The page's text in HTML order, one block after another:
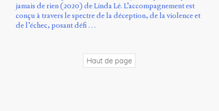
Université
de
Sherbrooke
jamais de rien (2020) de Linda Lê. L’accompagnement est
conçu à travers le spectre de la déception, de la violence et
de l’échec, posant défi …
Haut de page